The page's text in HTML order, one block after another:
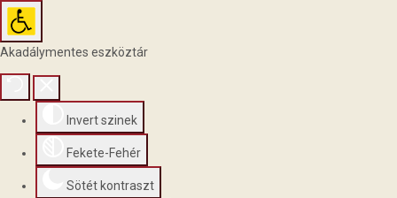
Akadálymentes eszköztár
Invert szinek
Fekete-Fehér
Sötét kontraszt